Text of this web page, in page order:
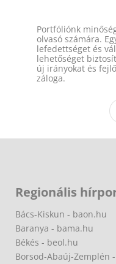
Portfóliónk
olvasó számára.
lefedettséget és
lehetőséget
új irányokat és
záloga.
Regionális
Bács-Kiskun - baon.hu
Baranya - bama.hu
Békés - beol.hu
Borsod-Abaúj-Zemplén